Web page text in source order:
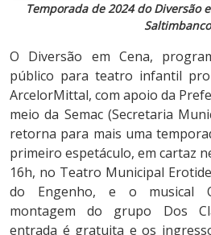
Temporada de 2024 do Diversão
O Diversão em Cena,
público para teatro infantil
ArcelorMittal, com apoio da
meio da Semac (Secretaria
retorna para mais uma
primeiro espetáculo, em cartaz
16h, no Teatro Municipal
do Engenho, e o musical
montagem do grupo Dos
entrada é gratuita e os